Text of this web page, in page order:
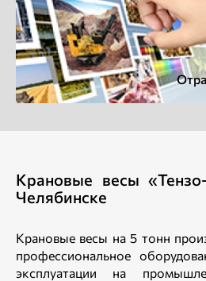
Крановые весы
Челябинске
Крановые весы на 5 тонн
профессиональное
эксплуатации на